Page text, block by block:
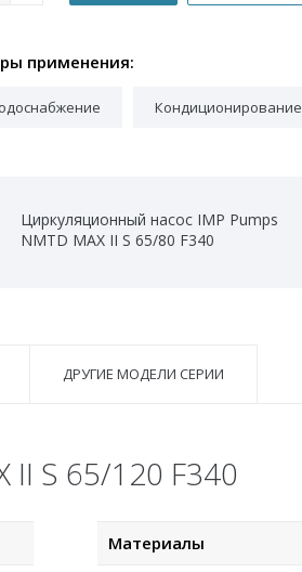
применения:
Кондиционирование
Циркуляционный насос IMP Pumps
NMTD MAX II S 65/80 F340
ДРУГИЕ МОДЕЛИ СЕРИИ
II S 65/120 F340
Материалы